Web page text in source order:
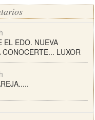
EL EDO. NUEVA
LUXOR